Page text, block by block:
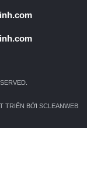
TRIỂN BỞI SCLEANWEB